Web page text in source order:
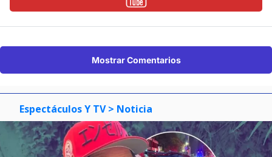
Mostrar Comentarios
Espectáculos Y TV > Noticia